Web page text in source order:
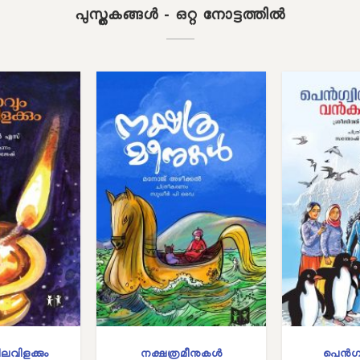
പുസ്തകങ്ങള്‍ - ഒറ്റ നോട്ടത്തില്‍
നക്ഷത്രമീനുകള്‍